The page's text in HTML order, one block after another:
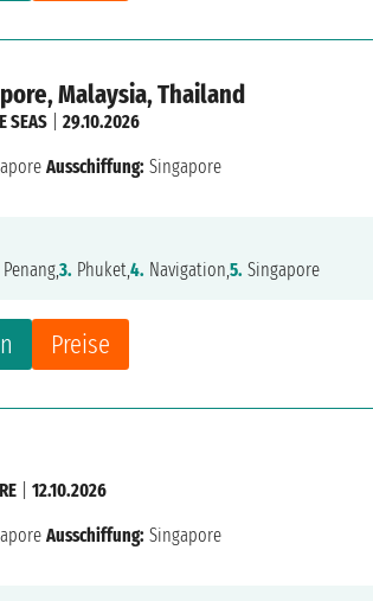
Malaysia, Thailand
Preise
SEAS |29.10.2026
Ausschiffung: Singapore
Penang,3. Phuket,4. Navigation,5. Singapore
|12.10.2026
Ausschiffung: Singapore